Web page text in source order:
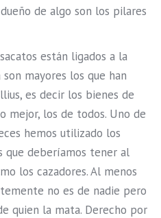
de algo son los pilares
están ligados a la
mayores los que han
es decir los bienes de
mejor, los de todos. Uno de
hemos utilizado los
que deberíamos tener al
los cazadores. Al menos
no es de nadie pero
quien la mata. Derecho por